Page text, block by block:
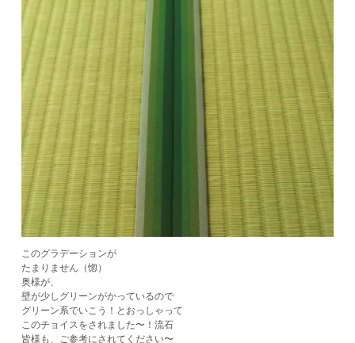
このグラデーションが
たまりません（惚）
奥様が、
壁が少しグリーンがかっているので
グリーン系でいこう！とおっしゃって
このチョイスをされました〜！流石
皆様も、ご参考にされてください〜